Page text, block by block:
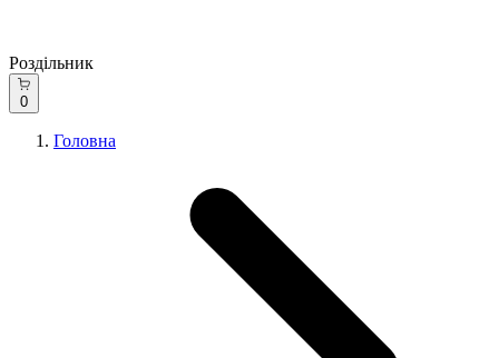
Роздільник
0
Головна